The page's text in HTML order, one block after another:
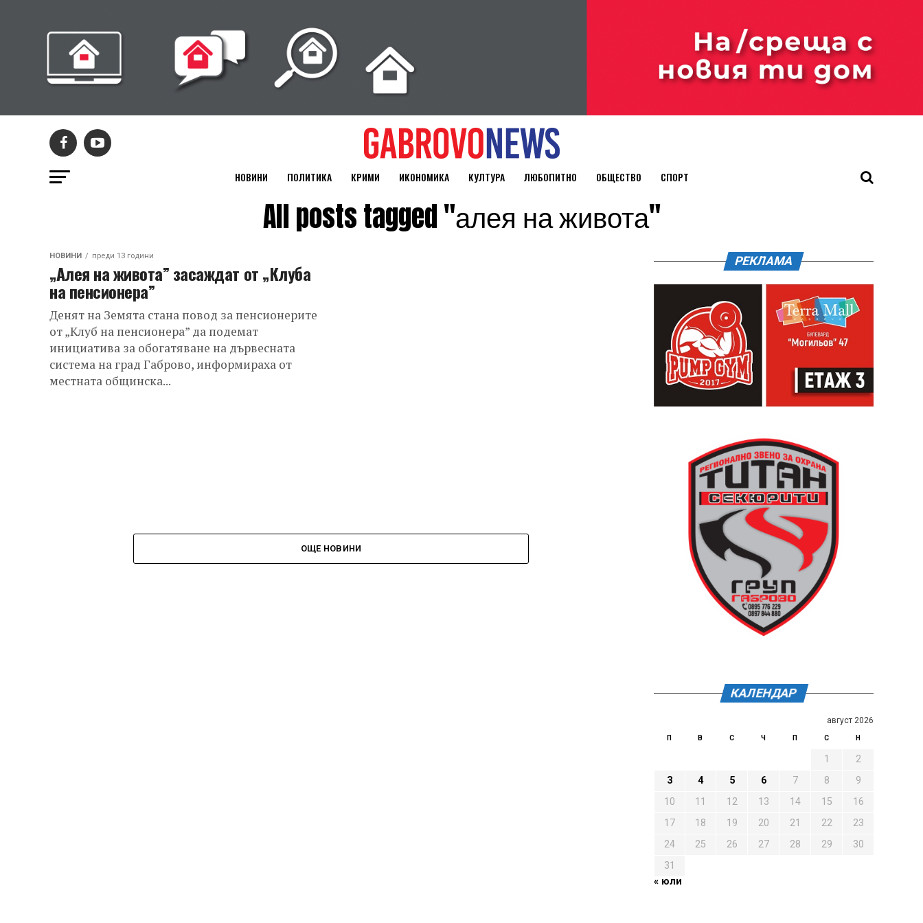
НОВИНИ ПОЛИТИКА КРИМИ ИКОНОМИКА КУЛТУРА ЛЮБОПИТНО ОБЩЕСТВО СПОРТ
All posts tagged "алея на живота"
НОВИНИ преди 13 години
„Алея на живота” засаждат от „Клуба
на пенсионера”
Денят на Земята стана повод за пенсионерите
от „Клуб на пенсионера” да подемат
инициатива за обогатяване на дървесната
система на град Габрово, информираха от
местната общинска...
ОЩЕ НОВИНИ
РЕКЛАМА
КАЛЕНДАР
август 2026
П В С Ч П С Н
1
2
3
4 5 6 7 8
9
10
11 12 13 14 15
16
17
18 19 20 21 22
23
24
25 26 27 28 29
30
31
« юли